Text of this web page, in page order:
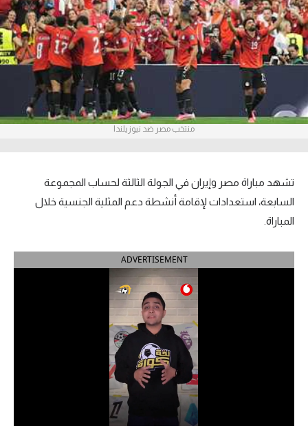
آراء حرة
ركن الألعاب
بطولات
أمريكا 2026
الدوري الإنجليزي الممتاز
الدوري السعودي للمحترفين
دوري أبطال إفريقيا
منتخب مصر ضد نيوزيلندا
تشهد مباراة مصر وإيران في الجولة الثالثة لحساب المجموعة
السابعة، استعدادات لإقامة أنشطة دعم المثلية الجنسية خلال
المباراة.
ADVERTISEMENT